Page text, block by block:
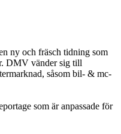
ny och fräsch tidning som
DMV vänder sig till
såsom bil- & mc-
som är anpassade för